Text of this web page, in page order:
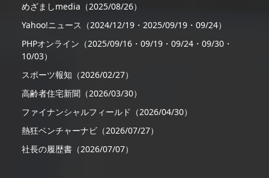
めざましmedia（2025/08/26）
Yahoo!ニュース（2024/12/19・2025/09/19・09/24）
PHPオンライン（2025/09/16・09/19・09/24・09/30・
10/03）
スポーツ報知（2026/02/27）
高齢者住宅新聞（2026/03/30）
ファイナンシャルフィールド（2026/04/30）
熱狂ベンチャーナビ（2026/07/27）
社長の履歴書（2026/07/07）